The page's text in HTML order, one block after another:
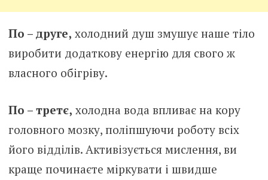
По – друге, холодний душ змушує наше тіло
виробити додаткову енергію для свого ж
власного обігріву.
По – третє, холодна вода впливає на кору
головного мозку, поліпшуючи роботу всіх
його відділів. Активізується мислення, ви
краще починаєте міркувати і швидше